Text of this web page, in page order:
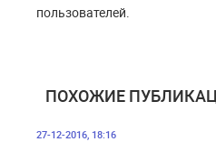
пользователей.
ПОХОЖИЕ
27-12-2016, 18:16